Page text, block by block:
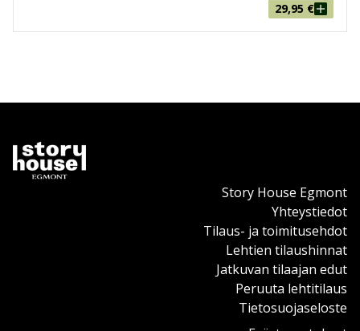
29,95 €
Story House Egmont
Yhteystiedot
Tilaus- ja toimitusehdot
Lehtien tilaushinnat
Jatkuvan tilaajan edut
Peruuta lehtitilaus
Tietosuojaseloste